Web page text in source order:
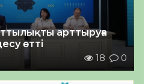
арттыруға
өтті
18 0